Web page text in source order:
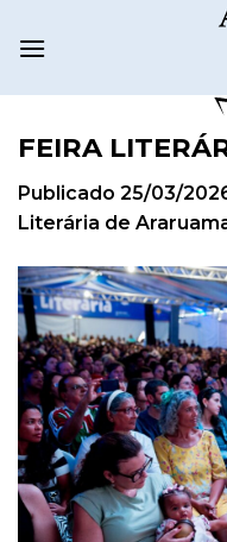
FEIRA
Publicado 25/03/
Literária de